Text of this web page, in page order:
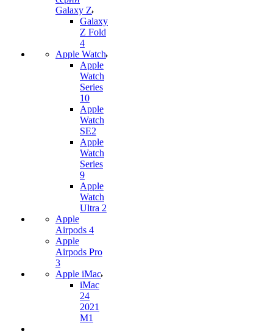
Galaxy Z
Galaxy
Z Fold
4
Apple Watch
Apple
Watch
Series
10
Apple
Watch
SE2
Apple
Watch
Series
9
Apple
Watch
Ultra 2
Apple
Airpods 4
Apple
Airpods Pro
3
Apple iMac
iMac
24
2021
M1